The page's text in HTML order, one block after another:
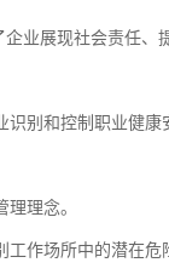
业展现社会责任、
别和控制职业健
理念。
作场所中的潜在